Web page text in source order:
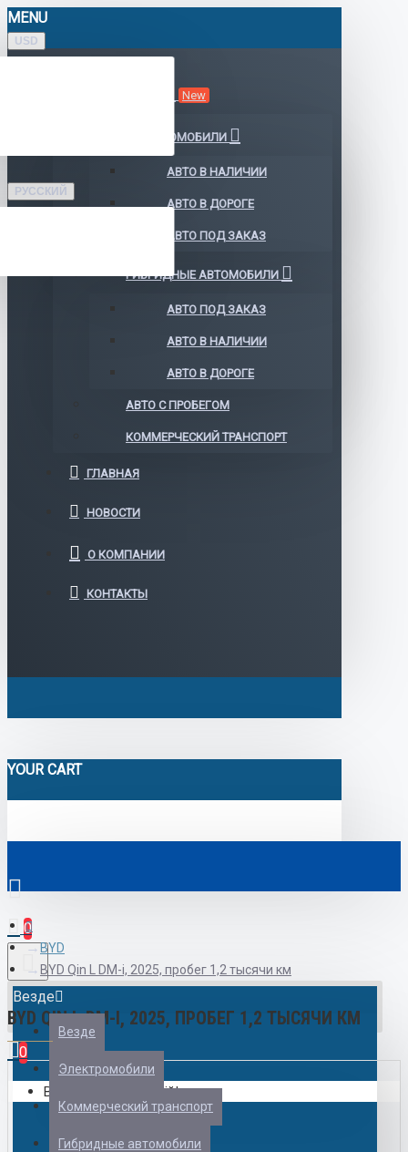
MENU
USD
РУССКИЙ
New
ЭЛЕКТРОМОБИЛИ
АВТО В НАЛИЧИИ
АВТО В ДОРОГЕ
АВТО ПОД ЗАКАЗ
ГИБРИДНЫЕ АВТОМОБИЛИ
АВТО ПОД ЗАКАЗ
АВТО В НАЛИЧИИ
АВТО В ДОРОГЕ
АВТО С ПРОБЕГОМ
КОММЕРЧЕСКИЙ ТРАНСПОРТ
ГЛАВНАЯ
НОВОСТИ
О КОМПАНИИ
КОНТАКТЫ
YOUR CART
0
Везде
Везде
Электромобили
Коммерческий транспорт
Гибридные автомобили
0
Ваш кошик порожній!
BYD
BYD Qin L DM-i, 2025, пробег 1,2 тысячи км
BYD QIN L DM-I, 2025, ПРОБЕГ 1,2 ТЫСЯЧИ КМ